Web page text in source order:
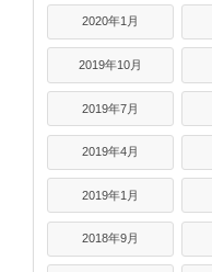
2020年1月
2019年10月
2019年7月
2019年4月
2019年1月
2018年9月